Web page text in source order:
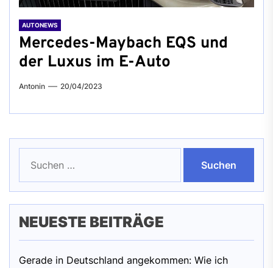
AUTONEWS
Mercedes-Maybach EQS und
der Luxus im E-Auto
Antonin 20/04/2023
nach:
NEUESTE BEITRÄGE
Gerade in Deutschland angekommen: Wie ich